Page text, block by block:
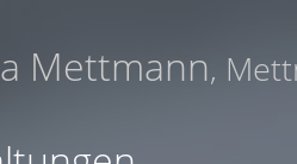
Mettmann,